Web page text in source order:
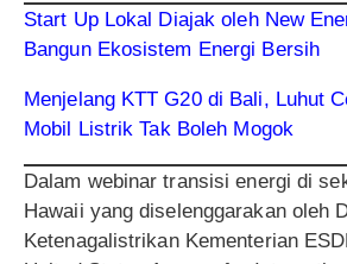
Start Up Lokal Diajak oleh New
Bangun Ekosistem Energi Bersih
Menjelang KTT G20 di Bali, Luhut
Mobil Listrik Tak Boleh Mogok
Dalam webinar transisi energi di
Hawaii yang diselenggarakan oleh
Ketenagalistrikan Kementerian